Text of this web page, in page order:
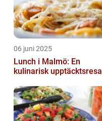
06 juni 2025
Lunch i Malmö: En
kulinarisk upptäcktsresa